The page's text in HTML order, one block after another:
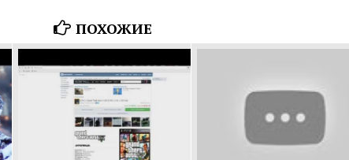
ПОХОЖИЕ